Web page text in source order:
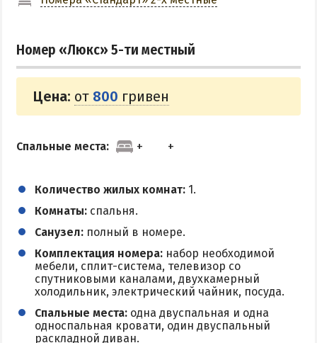
Слободка
Новопетровка
ПРИМОРСК
ОТЕЛИ И БАЗЫ ОТДЫХА ПРИМОРСКА
Ясная поляна
Набережное
Борисовский спуск
Номер «Люкс» 5-ти местный
Цена: от 800 гривен
Спальные места:
Количество жилых комнат: 1.
Комнаты: спальня.
Санузел: полный в номере.
Комплектация номера: набор необходимой
мебели, сплит-система, телевизор со
спутниковыми каналами, двухкамерный
холодильник, электрический чайник, посуда.
Спальные места: одна двуспальная и одна
односпальная кровати, один двуспальный
раскладной диван.